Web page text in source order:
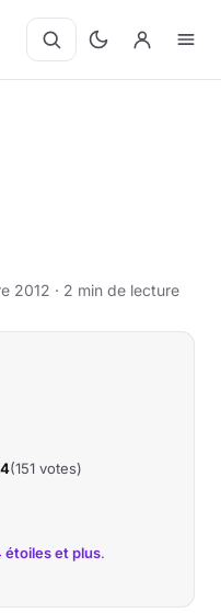
2012 · 2 min de lecture
(151 votes)
étoiles et plus.